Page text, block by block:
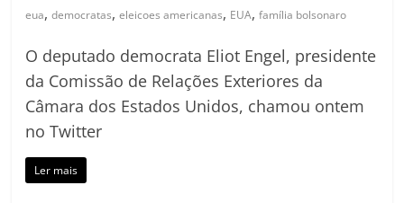
eua,democratas,eleicoes americanas, EUA,família bolsonaro
O deputado democrata Eliot Engel, presidente
da Comissão de Relações Exteriores da
Câmara dos Estados Unidos, chamou ontem
no Twitter
Ler mais